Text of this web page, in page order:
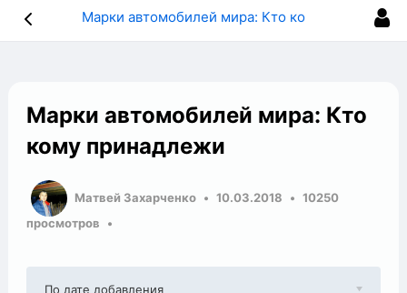
Марки автомобилей мира: Кто кому принадлежи
Марки автомобилей мира: Кто
кому принадлежи
Матвей Захарченко 10.03.2018
10250
просмотров
По дате добавления